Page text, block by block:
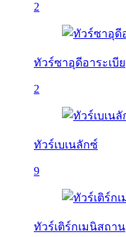
2
ทัวร์ซาอุดีอาระเบีย
2
ทัวร์เบเนลักซ์
9
ทัวร์เติร์กเมนิสถาน